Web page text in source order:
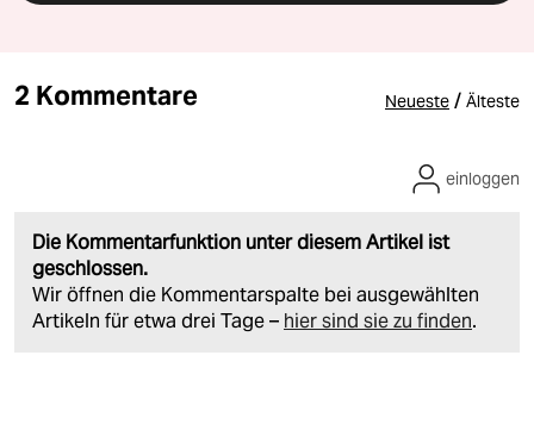
2 Kommentare Neueste / Älteste
Die Kommentarfunktion unter diesem Artikel ist
geschlossen.
Wir öffnen die Kommentarspalte bei ausgewählten
Artikeln für etwa drei Tage – hier sind sie zu finden.
einloggen